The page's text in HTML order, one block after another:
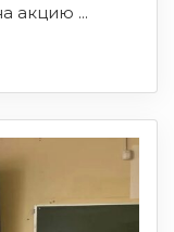
акцию ...